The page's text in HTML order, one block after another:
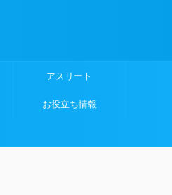
アスリート
お役立ち情報